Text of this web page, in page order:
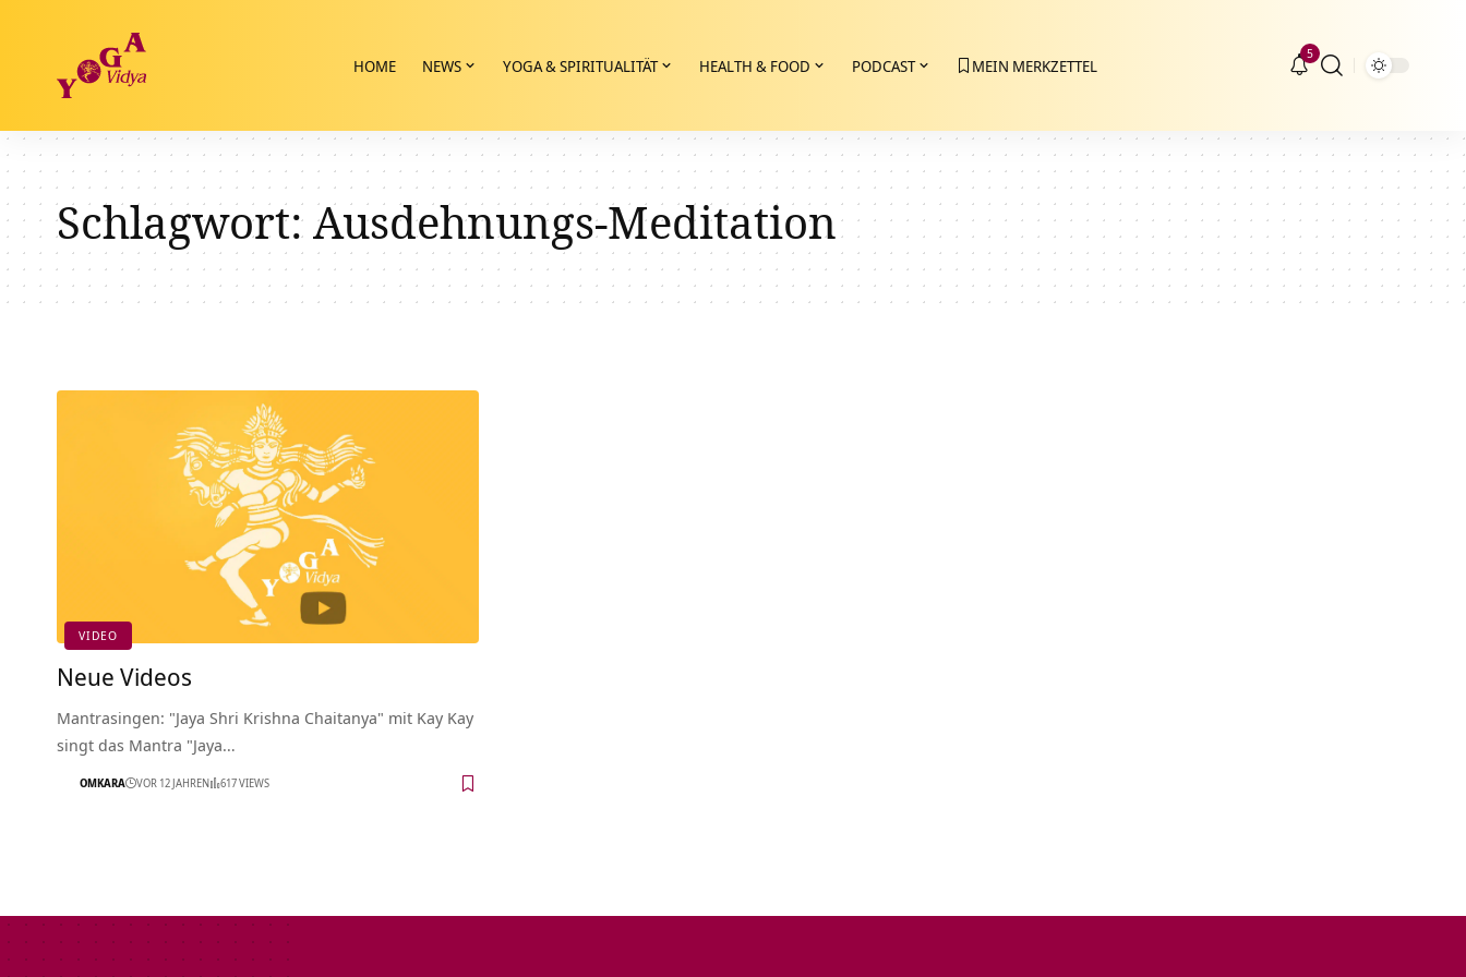
HOME NEWS YOGA & SPIRITUALITÄT HEALTH & FOOD PODCAST MEIN MERKZETTEL
5
Schlagwort:Ausdehnungs-Meditation
VIDEO
Neue Videos
Mantrasingen: "Jaya Shri Krishna Chaitanya" mit Kay Kay
singt das Mantra "Jaya…
OMKARA VOR 12 JAHREN 617 VIEWS